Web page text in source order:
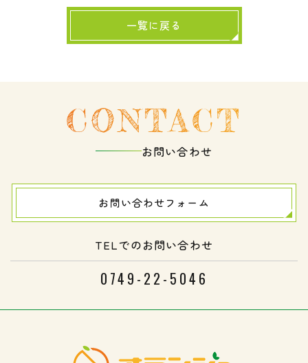
一覧に戻る
CONTACT
お問い合わせ
お問い合わせフォーム
TELでのお問い合わせ
0749-22-5046